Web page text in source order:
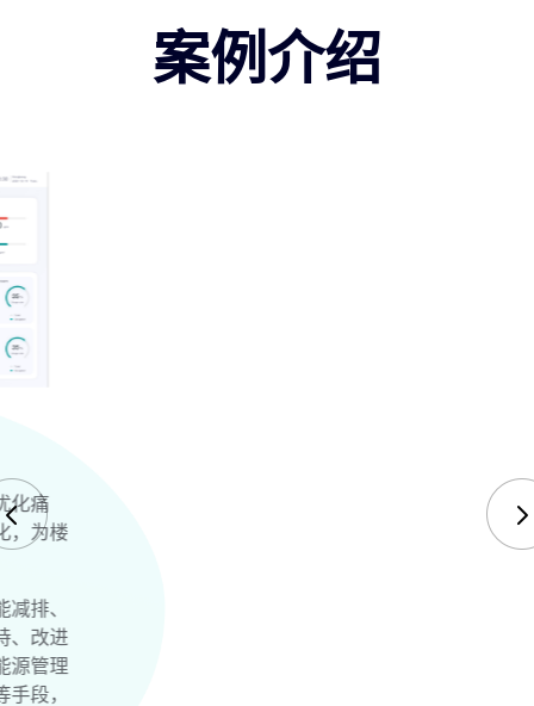
案例介绍
威思客助力解决企业办公楼能源能耗监控及优化痛
点，实现楼宇设施、能源等的智能化、可视化，为楼
助力企业提升能源效率、降低运营成本、节能减排、
提高经济效益、提升企业形象、提供决策支持、改进
能源系统运行管理促进企业健康稳定发展。能源管理
系统通过能源计划、监控、统计、消费分析等手段，